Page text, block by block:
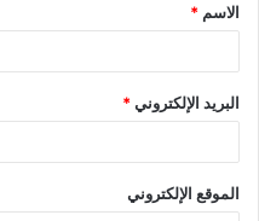
*
الاسم *
البريد الإلكتروني*
الموقع الإلكتروني